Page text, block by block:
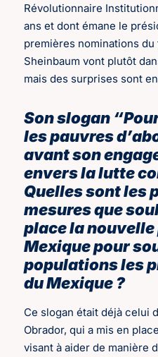
Révolutionnaire
ans et dont émane le
premières nominations
Sheinbaum vont plutôt
mais des surprises sont
Son slogan
les pauvres
avant son
envers la lutte
Quelles sont les
mesures que
place la
Mexique pour
populations les
du Mexique ?
Ce slogan était déjà celui
Obrador, qui a mis en
visant à aider de manière